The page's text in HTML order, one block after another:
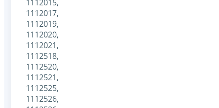
1112015,
1112017,
1112019,
1112020,
1112021,
1112518,
1112520,
1112521,
1112525,
1112526,